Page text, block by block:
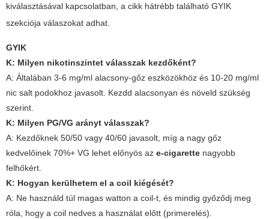
kiválasztásával kapcsolatban, a cikk hátrébb található GYIK
szekciója válaszokat adhat.
GYIK
K: Milyen nikotinszintet válasszak kezdőként?
A: Általában 3-6 mg/ml alacsony-gőz eszközökhöz és 10-20 mg/ml
nic salt podokhoz javasolt. Kezdd alacsonyan és növeld szükség
szerint.
K: Milyen PG/VG arányt válasszak?
A: Kezdőknek 50/50 vagy 40/60 javasolt, míg a nagy gőz
kedvelőinek 70%+ VG lehet előnyös az e-cigarette nagyobb
felhőkért.
K: Hogyan kerülhetem el a coil kiégését?
A: Ne használd túl magas watton a coil-t, és mindig győződj meg
róla, hogy a coil nedves a használat előtt (primerelés).